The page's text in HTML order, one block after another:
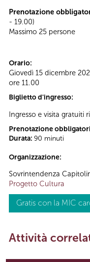
Prenotazione
- 19.00)
Massimo 25 persone
Orario:
Giovedì 15 dicembre
ore 11.00
Biglietto d'ingresso:
Ingresso e visita gratuiti
Prenotazione
Durata: 90 minuti
Organizzazione:
Sovrintendenza
Progetto Cultura
Gratis con la MIC
Attività